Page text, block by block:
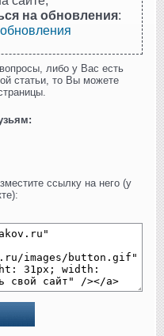
на обновления:
либо у Вас есть
статьи, то Вы можете
ссылку на него (у